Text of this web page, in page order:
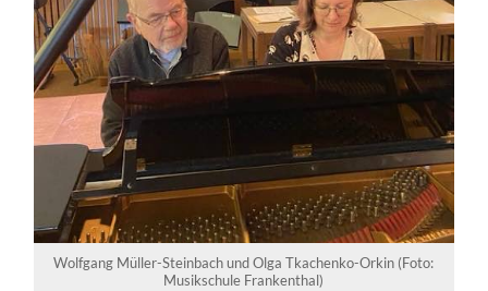
Wolfgang Müller-Steinbach und Olga Tkachenko-Orkin (Foto:
Musikschule Frankenthal)